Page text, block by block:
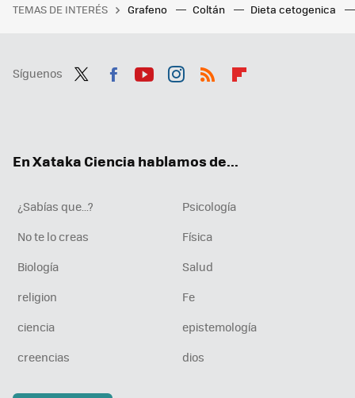
TEMAS DE INTERÉS Grafeno Coltán Dieta cetogenica
Síguenos
En Xataka Ciencia hablamos de...
¿Sabías que...?
Psicología
No te lo creas
Física
Biología
Salud
religion
Fe
ciencia
epistemología
creencias
dios